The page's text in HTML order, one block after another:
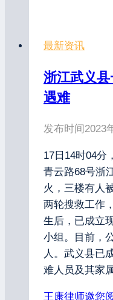
最新资讯
浙江武义
遇难
发布时间2023
17日14时04分
青云路68号浙
火，三楼有人
两轮搜救工作
生后，已成立
小组。目前，
人。武义县已
难人员及其家
王康律师邀您